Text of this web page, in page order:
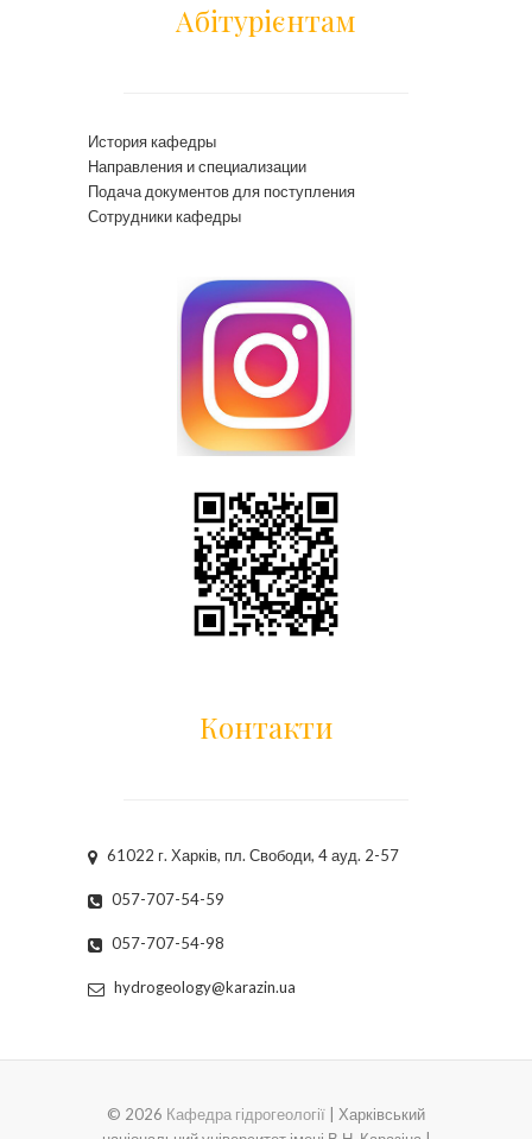
Абітурієнтам
История кафедры
Направления и специализации
Подача документов для поступления
Сотрудники кафедры
Контакти
61022 г. Харків, пл. Свободи, 4 ауд. 2-57
057-707-54-59
057-707-54-98
hydrogeology@karazin.ua
© 2026 Кафедра гідрогеології | Харківський